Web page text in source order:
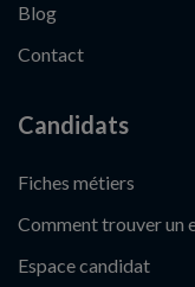
Blog
Contact
Candidats
Fiches métiers
Comment trouver un
Espace candidat